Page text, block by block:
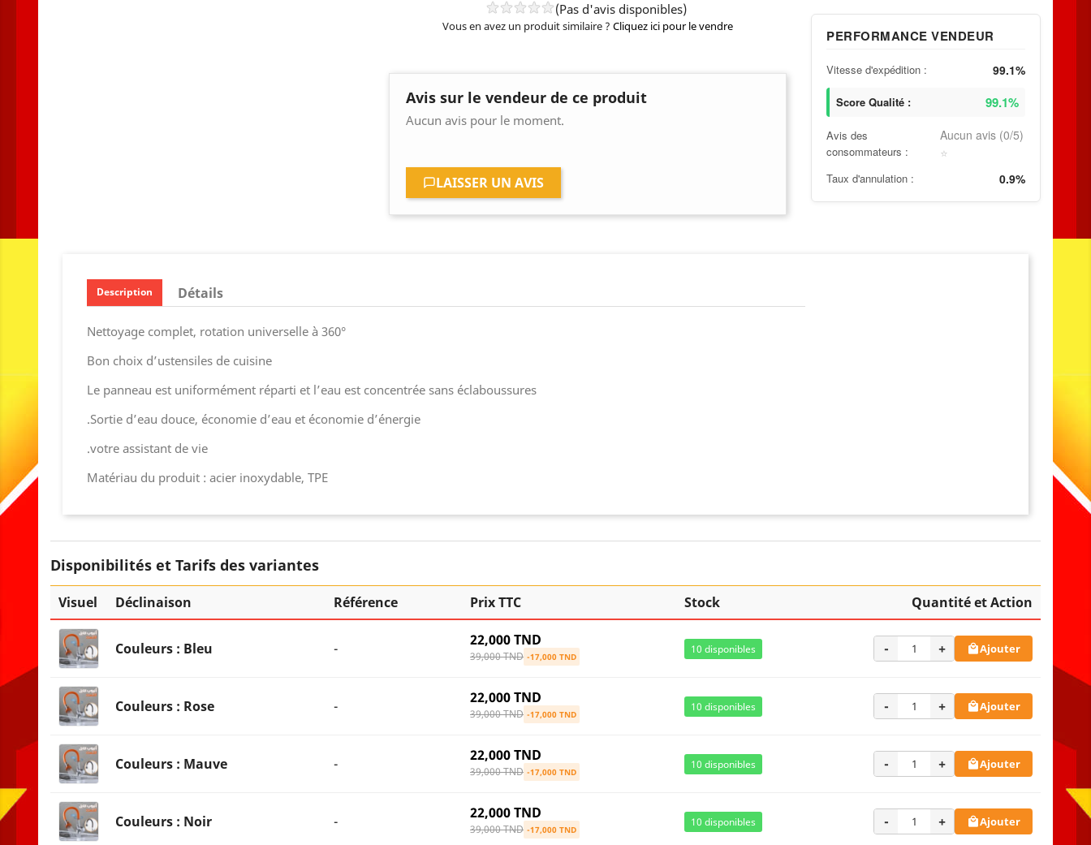
(Pas d'avis disponibles)
Vous en avez un produit similaire ?Cliquez ici pour le vendre
Avis sur le vendeur de ce produit
Aucun avis pour le moment.
LAISSER UN AVIS
PERFORMANCE VENDEUR
Vitesse d'expédition : 99.1%
Score Qualité : 99.1%
Avis des
consommateurs :
Aucun avis (0/5)
⭐
Taux d'annulation : 0.9%
Description Détails
Nettoyage complet, rotation universelle à 360°
Bon choix d’ustensiles de cuisine
Le panneau est uniformément réparti et l’eau est concentrée sans éclaboussures
.Sortie d’eau douce, économie d’eau et économie d’énergie
.votre assistant de vie
Matériau du produit : acier inoxydable, TPE
Disponibilités et Tarifs des variantes
Visuel Déclinaison Référence Prix TTC Stock Quantité et Action
Couleurs : Bleu - 22,000 TND
39,000 TND -17,000 TND
10 disponibles - + Ajouter
Couleurs : Rose - 22,000 TND
39,000 TND -17,000 TND
10 disponibles - + Ajouter
Couleurs : Mauve - 22,000 TND
39,000 TND -17,000 TND
10 disponibles - + Ajouter
Couleurs : Noir - 22,000 TND
39,000 TND -17,000 TND
10 disponibles - + Ajouter